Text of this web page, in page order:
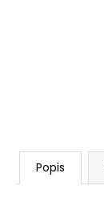
Popis